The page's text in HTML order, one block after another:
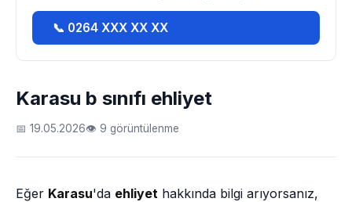
Karasu b sınıfı ehliyet
📅 19.05.2026👁 9 görüntülenme
Eğer Karasu'da ehliyet hakkında bilgi arıyorsanız,
📞 0264 XXX XX XX